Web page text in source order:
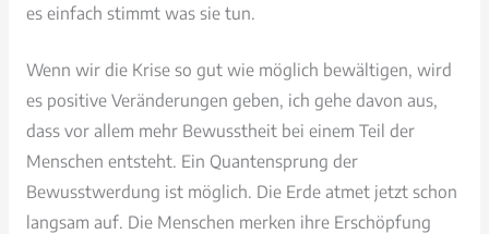
es einfach stimmt was sie tun.
Wenn wir die Krise so gut wie möglich bewältigen, wird
es positive Veränderungen geben, ich gehe davon aus,
dass vor allem mehr Bewusstheit bei einem Teil der
Menschen entsteht. Ein Quantensprung der
Bewusstwerdung ist möglich. Die Erde atmet jetzt schon
langsam auf. Die Menschen merken ihre Erschöpfung